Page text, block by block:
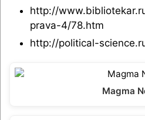
http://
prava-4/78.htm
http://political-
Magma